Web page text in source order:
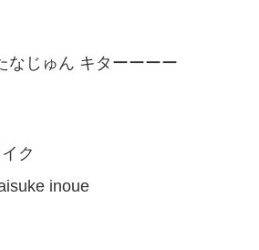
じゅん キターーーー
ク
inoue